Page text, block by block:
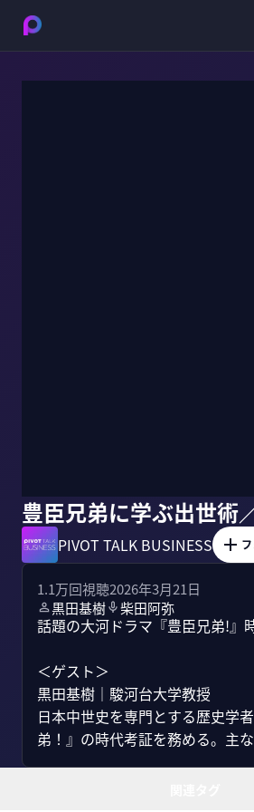
豊臣兄弟に学ぶ出世術
PIVOT TALK BUSINESS
1.1万回視聴2026年3月21日
黒田基樹
柴田阿弥
話題の大河ドラマ『豊臣兄弟!』
＜ゲスト＞
黒田基樹｜駿河台大学教授
日本中世史を専門とする歴史学
弟！』の時代考証を務める。主